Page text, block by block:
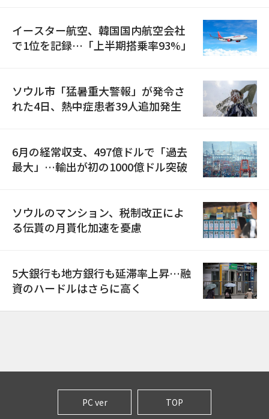
イースター航空、韓国国内航空会社
で1位を記録…「上半期搭乗率93%」
ソウル市「猛暑重大警報」が発令さ
れた4日、熱中症患者39人追加発生
6月の経常収支、497億ドルで「過去
最大」…輸出が初の1000億ドル突破
ソウルのマンション、税制改正によ
る伝貰の月貰化加速を憂慮
5大銀行も地方銀行も延滞率上昇…融
資のハードルはさらに高く
PC ver TOP